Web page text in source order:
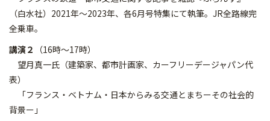
（白水社）2021年〜2023年、各6月号特集にて執筆。JR全路線完
全乗車。
講演２
（16時～17時）
望月真一氏（建築家、都市計画家、カーフリーデージャパン代
表）
「フランス・ベトナム・日本からみる交通とまちーその社会的
背景ー」